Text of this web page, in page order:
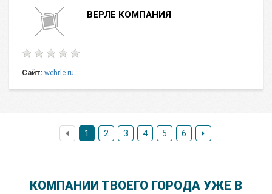
ВЕРЛЕ КОМПАНИЯ
Сайт: wehrle.ru
1 2 3 4 5 6
КОМПАНИИ ТВОЕГО ГОРОДА УЖЕ В